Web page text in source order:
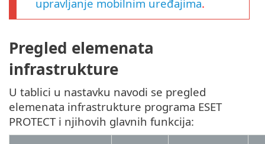
upravljanje mobilnim uređajima.
Pregled elemenata
infrastrukture
U tablici u nastavku navodi se pregled
elemenata infrastrukture programa ESET
PROTECT i njihovih glavnih funkcija: